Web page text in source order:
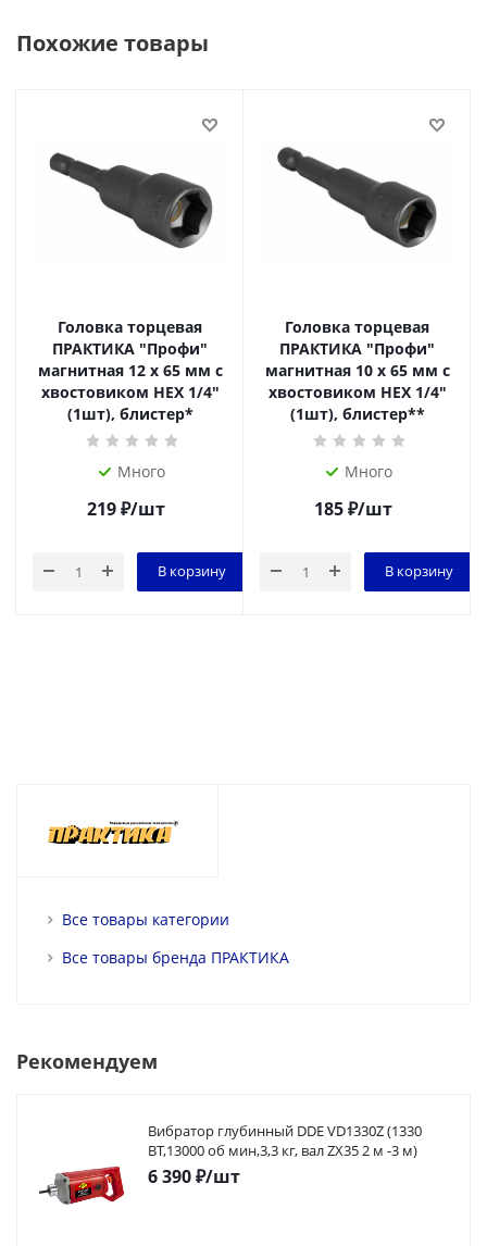
Похожие товары
Головка торцевая
ПРАКТИКА "Профи"
магнитная 12 х 65 мм с
хвостовиком HEX 1/4"
(1шт), блистер*
Много
219₽/шт
В корзину
Головка торцевая
ПРАКТИКА "Профи"
магнитная 10 х 65 мм с
хвостовиком HEX 1/4"
(1шт), блистер**
Много
185₽/шт
В корзину
Все товары категории
Все товары бренда ПРАКТИКА
Рекомендуем
Вибратор глубинный DDE VD1330Z (1330
ВТ,13000 об мин,3,3 кг, вал ZX35 2 м -3 м)
6 390₽/шт